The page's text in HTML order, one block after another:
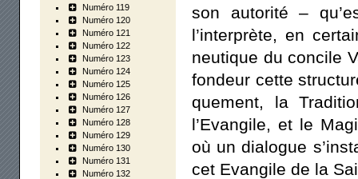
Numéro 119
Numéro 120
Numéro 121
Numéro 122
Numéro 123
Numéro 124
Numéro 125
Numéro 126
Numéro 127
Numéro 128
Numéro 129
Numéro 130
Numéro 131
Numéro 132
son auto­ri­té –
l’interprète, en
neu­tique du concile
fon­deur cette
que­ment, la
l’Evangile, et le
où un dia­logue
cet Evan­gile de la